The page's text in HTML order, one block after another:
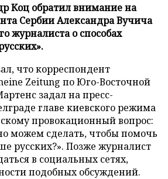
Коц обратил внимание на
Сербии Александра Вучича
журналиста о способах
что корреспондент
Zeitung по Юго-Восточной
задал на пресс-
главе киевского режима
провокационный вопрос:
можем сделать, чтобы помочь
русских?». Позже журналист
в социальных сетях,
подобных обсуждений.